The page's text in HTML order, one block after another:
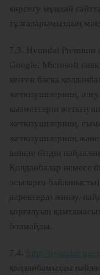
көрсету мұндай
тұлғаларымыздың
7.3. Hyundai Premium
Google, Microsoft
келген басқа
жеткізушілерінің,
қызметтерін
жеткізушілерінің,
жеткізушілерінің
ішінде біздің
Қолданбалар немесе
осыларға
деректерді жинау,
қорғалуын
болмайды.
7.4. http://hyundai-
қолданбамызды